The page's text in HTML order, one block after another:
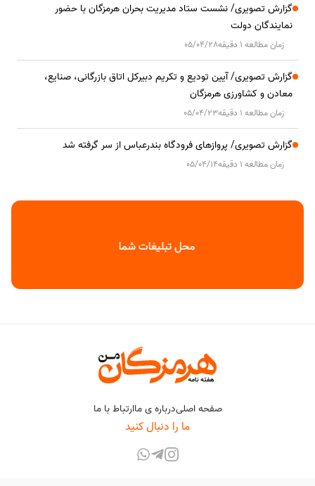
گزارش تصویری/ نشست ستاد مدیریت بحران هرمزگان با حضور
نمایندگان دولت
زمان مطالعه 1 دقیقه 05/04/28
گزارش تصویری/ آیین تودیع و تکریم دبیرکل اتاق بازرگانی، صنایع،
معادن و کشاورزی هرمزگان
زمان مطالعه 1 دقیقه 05/04/23
گزارش تصویری/ پروازهای فرودگاه بندرعباس از سر گرفته شد
زمان مطالعه 1 دقیقه 05/04/14
صفحه اصلیدرباره ی ماارتباط با ما
ما را دنبال کنید